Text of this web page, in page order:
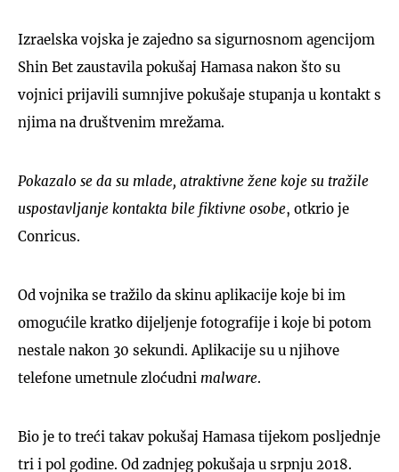
Izraelska vojska je zajedno sa sigurnosnom agencijom
Shin Bet zaustavila pokušaj Hamasa nakon što su
vojnici prijavili sumnjive pokušaje stupanja u kontakt s
njima na društvenim mrežama.
Pokazalo se da su mlade, atraktivne žene koje su tražile
uspostavljanje kontakta bile fiktivne osobe, otkrio je
Conricus.
Od vojnika se tražilo da skinu aplikacije koje bi im
omogućile kratko dijeljenje fotografije i koje bi potom
nestale nakon 30 sekundi. Aplikacije su u njihove
telefone umetnule zloćudni malware.
Bio je to treći takav pokušaj Hamasa tijekom posljednje
tri i pol godine. Od zadnjeg pokušaja u srpnju 2018.